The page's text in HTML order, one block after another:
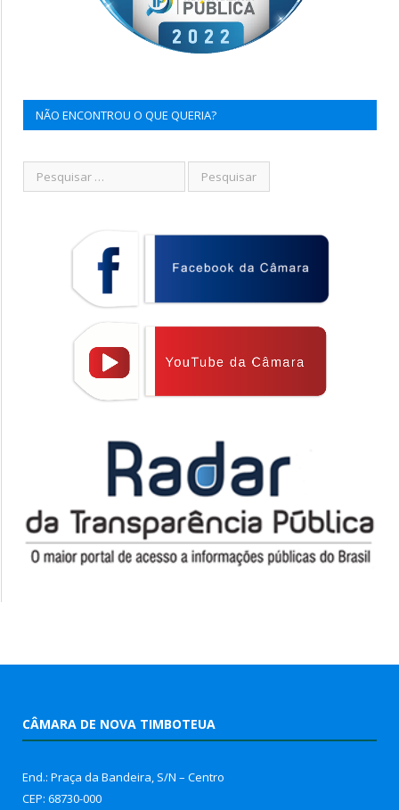
NÃO ENCONTROU O QUE QUERIA?
CÂMARA DE NOVA TIMBOTEUA
End.: Praça da Bandeira, S/N – Centro
CEP: 68730-000